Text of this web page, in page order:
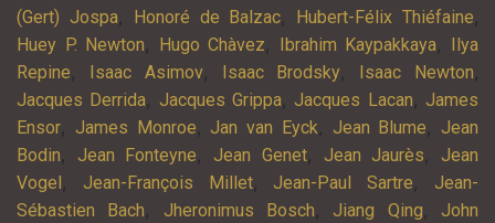
(Gert) Jospa, Honoré de Balzac, Hubert-Félix Thiéfaine,
Huey P. Newton, Hugo Chàvez, Ibrahim Kaypakkaya,
Ilya
Repine, Isaac Asimov, Isaac Brodsky, Isaac Newton,
Jacques Derrida, Jacques Grippa, Jacques Lacan, James
Ensor, James Monroe, Jan van Eyck, Jean Blume, Jean
Bodin, Jean Fonteyne, Jean Genet, Jean Jaurès, Jean
Vogel , Jean-François Millet, Jean-Paul Sartre, Jean-
Sébastien Bach, Jheronimus Bosch, Jiang Qing, John